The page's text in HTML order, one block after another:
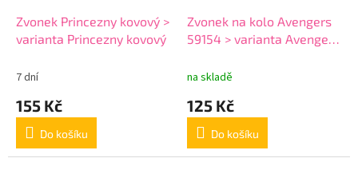
Zvonek Princezny kovový >
varianta Princezny kovový
7 dní
155 Kč
Do košíku
Zvonek na kolo Avengers
59154 > varianta Avengers
na skladě
125 Kč
Do košíku